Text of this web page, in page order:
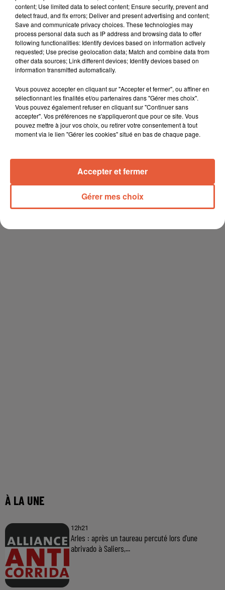
sécurité se joue là-bas » et réaffirmé son soutien au pays
envahi par la Russie, tout en refusant toute escalade vers
une guerre mondiale. À propos de Gaza, il a qualifié l’attitude
du gouvernement israélien d’« inacceptable » et de « honte »,
sans reprendre le mot « génocide ».
À LA UNE
12h21
Arles : après un taureau percuté lors d'une
abrivado à Saliers,...
content; Use limited data to select content; Ensure security, prevent and
detect fraud, and fix errors; Deliver and present advertising and content;
Save and communicate privacy choices. These technologies may
process personal data such as IP address and browsing data to offer
following functionalities: Identify devices based on information actively
requested; Use precise geolocation data; Match and combine data from
other data sources; Link different devices; Identify devices based on
information transmitted automatically.
Vous pouvez accepter en cliquant sur "Accepter et fermer", ou affiner en
sélectionnant les finalités et/ou partenaires dans "Gérer mes choix".
Vous pouvez également refuser en cliquant sur "Continuer sans
accepter". Vos préférences ne s'appliqueront que pour ce site. Vous
pouvez mettre à jour vos choix, ou retirer votre consentement à tout
moment via le lien "Gérer les cookies" situé en bas de chaque page.
Gérer mes choix
Accepter et fermer